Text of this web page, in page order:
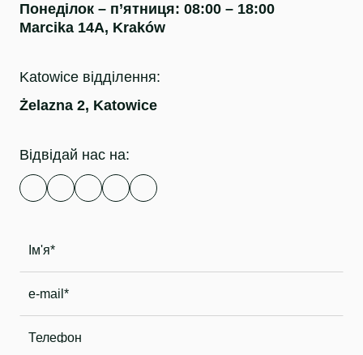
Понеділок – п’ятниця: 08:00 – 18:00
Marcika 14A, Kraków
Katowice відділення:
Żelazna 2, Katowice
Відвідай нас на: